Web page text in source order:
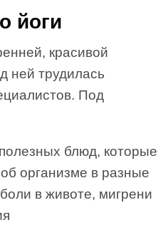
йоги
красивой
ней трудилась
Под
блюд, которые
организме в разные
в животе, мигрени